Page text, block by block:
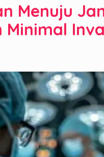
Menuju
Minimal